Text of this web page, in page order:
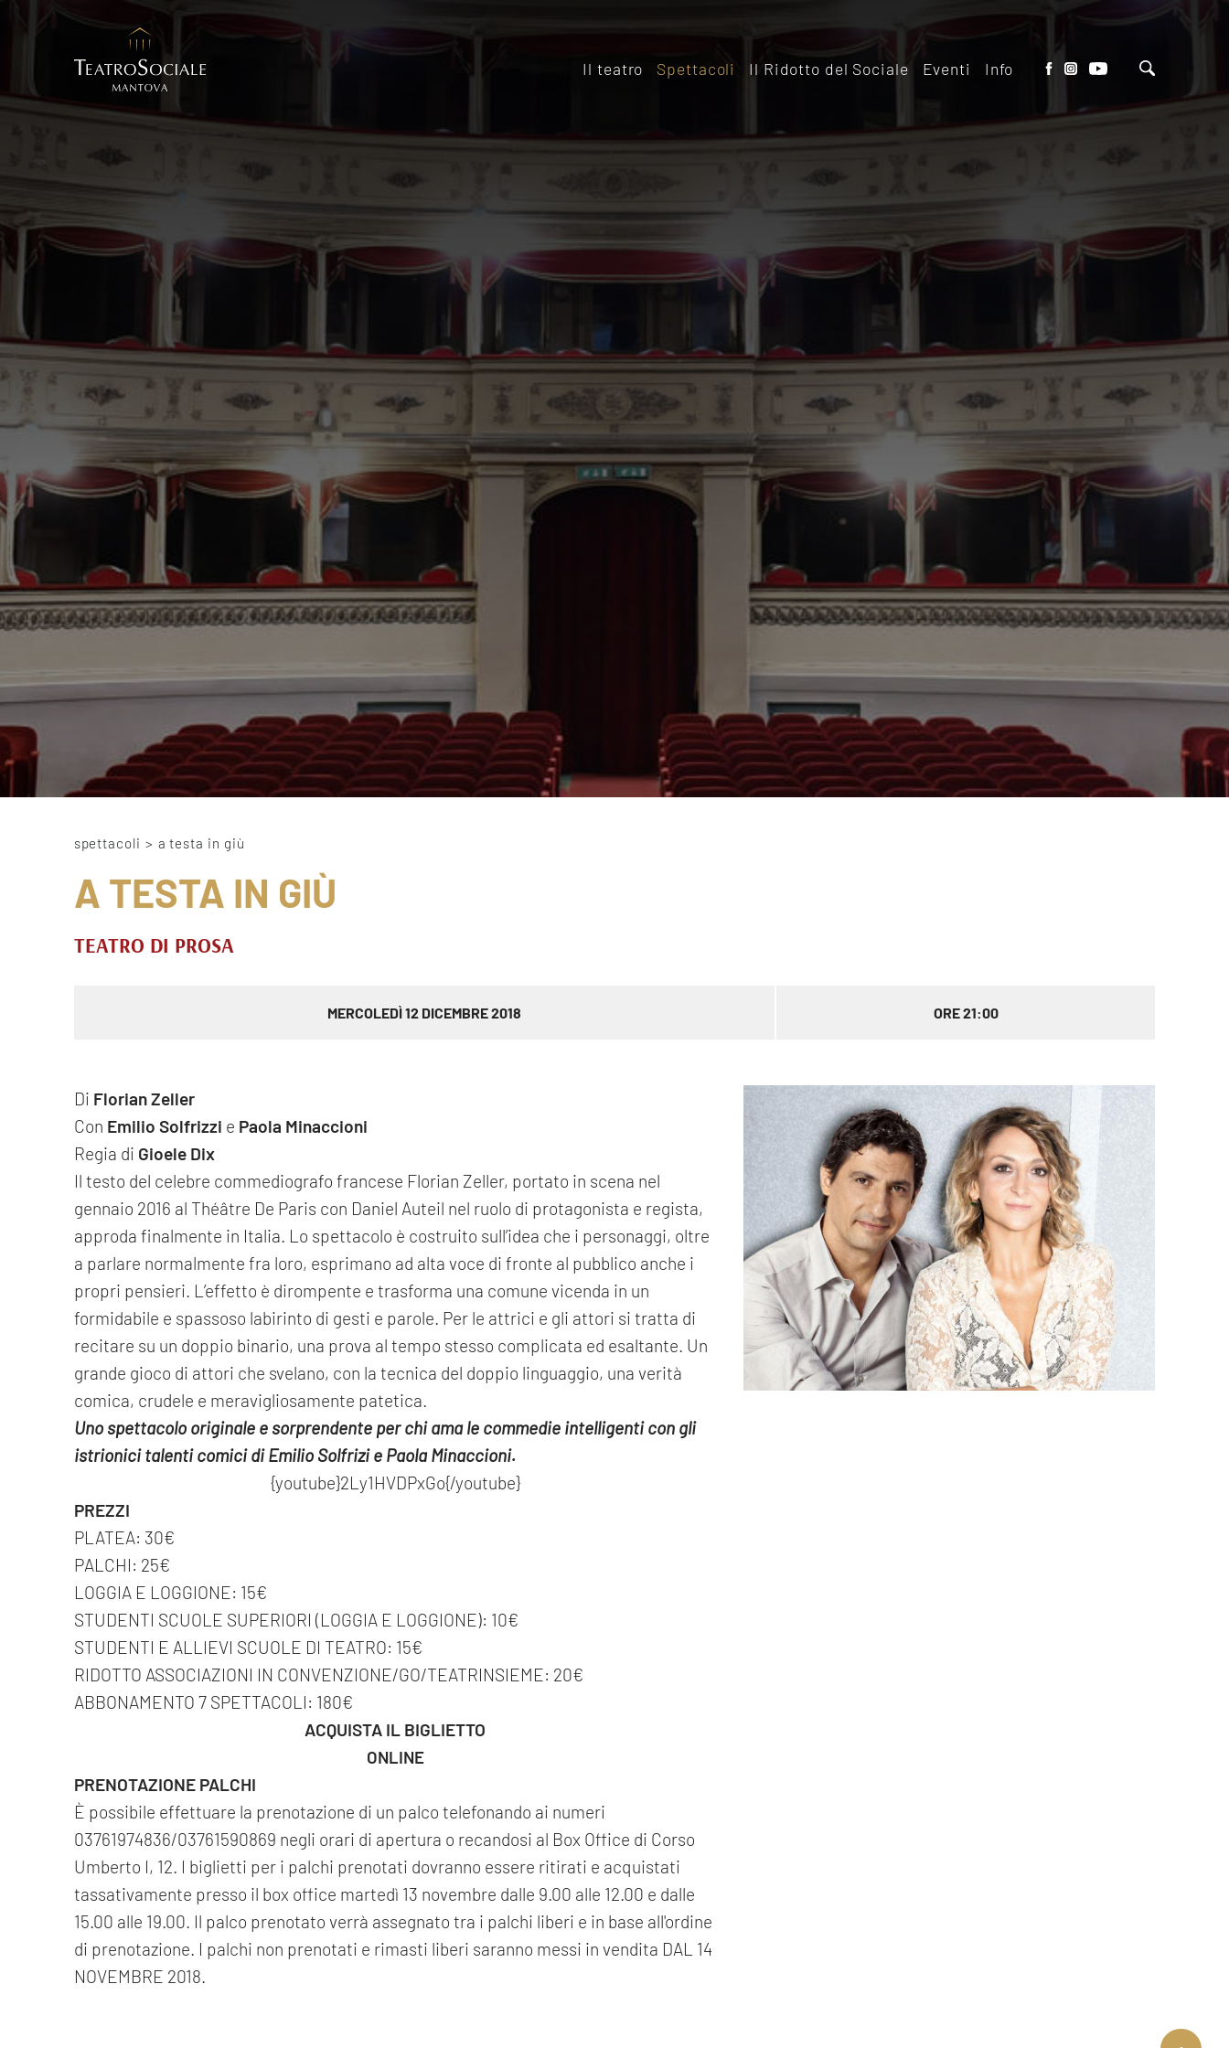
Il teatro Spettacoli Il Ridotto del Sociale
Il ridotto del Teatro
Ridotto
Eventi Info
Biglietteria
Dove Parcheggiare
spettacoli > a testa in giù
A TESTA IN GIÙ
TEATRO DI PROSA
MERCOLEDÌ 12 DICEMBRE 2018 ORE 21:00
Di Florian Zeller
Con Emilio Solfrizzi e Paola Minaccioni
Regia di Gioele Dix
Il testo del celebre commediografo francese Florian Zeller, portato in scena nel
gennaio 2016 al Théâtre De Paris con Daniel Auteil nel ruolo di protagonista e regista,
approda finalmente in Italia. Lo spettacolo è costruito sull’idea che i personaggi, oltre
a parlare normalmente fra loro, esprimano ad alta voce di fronte al pubblico anche i
propri pensieri. L’effetto è dirompente e trasforma una comune vicenda in un
formidabile e spassoso labirinto di gesti e parole. Per le attrici e gli attori si tratta di
recitare su un doppio binario, una prova al tempo stesso complicata ed esaltante. Un
grande gioco di attori che svelano, con la tecnica del doppio linguaggio, una verità
comica, crudele e meravigliosamente patetica.
Uno spettacolo originale e sorprendente per chi ama le commedie intelligenti con gli
istrionici talenti comici di Emilio Solfrizi e Paola Minaccioni.
{youtube}2Ly1HVDPxGo{/youtube}
PREZZI
PLATEA: 30€
PALCHI: 25€
LOGGIA E LOGGIONE: 15€
STUDENTI SCUOLE SUPERIORI (LOGGIA E LOGGIONE): 10€
STUDENTI E ALLIEVI SCUOLE DI TEATRO: 15€
RIDOTTO ASSOCIAZIONI IN CONVENZIONE/GO/TEATRINSIEME: 20€
ABBONAMENTO 7 SPETTACOLI: 180€
ACQUISTA IL BIGLIETTO
ONLINE
PRENOTAZIONE PALCHI
È possibile effettuare la prenotazione di un palco telefonando ai numeri
03761974836/03761590869 negli orari di apertura o recandosi al Box Office di Corso
Umberto I, 12. I biglietti per i palchi prenotati dovranno essere ritirati e acquistati
tassativamente presso il box office martedì 13 novembre dalle 9.00 alle 12.00 e dalle
15.00 alle 19.00. Il palco prenotato verrà assegnato tra i palchi liberi e in base all'ordine
di prenotazione. I palchi non prenotati e rimasti liberi saranno messi in vendita DAL 14
NOVEMBRE 2018.